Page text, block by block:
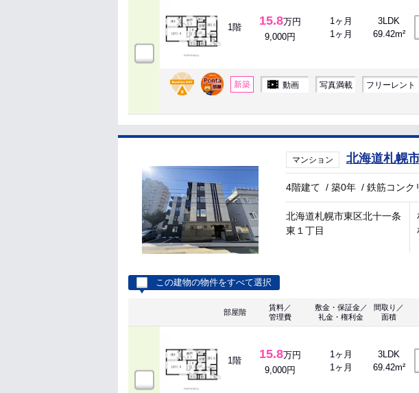
1階 15.8万円
9,000円
1ヶ月
1ヶ月
3LDK
69.42m²
新築 動画 写真満載 フリーレント
マンション 北海道札幌
4階建て /築0年 /鉄筋コンク
北海道札幌市東区北十一条
東１丁目
この建物の物件をすべて選択
部屋階
賃料／
管理費
敷金・保証金／
礼金・権利金
間取り／
面積
1階 15.8万円
9,000円
1ヶ月
1ヶ月
3LDK
69.42m²